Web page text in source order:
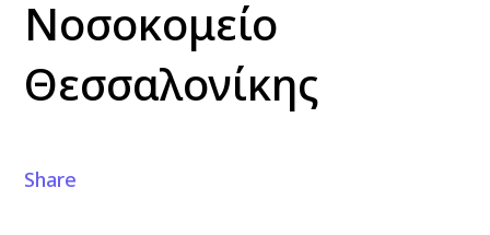
Νοσοκομείο
Θεσσαλονίκης
Share